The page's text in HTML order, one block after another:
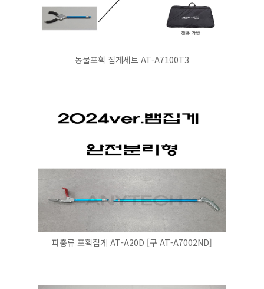
동물포획 집게세트 AT-A7100T3
파충류 포획집게 AT-A20D [구 AT-A7002ND]